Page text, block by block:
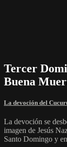
Tercer
Buena
La devoción del
La devoción se
imagen de Jesús
Santo Domingo y